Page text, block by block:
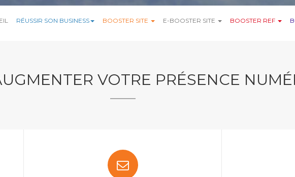
RÉUSSIR SON BUSINESS BOOSTER SITE E-BOOSTER SITE BOOSTER REF
VOTRE PRÉSENCE